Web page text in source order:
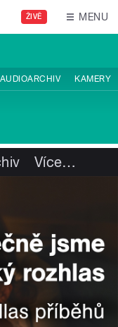
ŽIVĚ MENU
AUDIOARCHIV KAMERY
Více…